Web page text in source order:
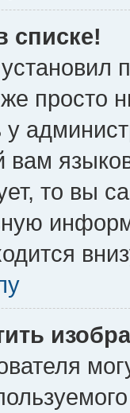
списке!
просто
у
то вы